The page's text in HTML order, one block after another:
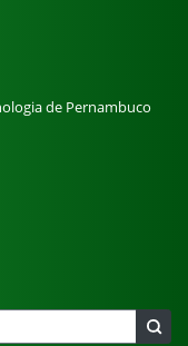
de Pernambuco